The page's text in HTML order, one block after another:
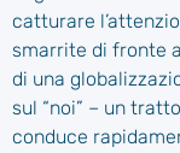
catturare
smarrite di fronte
di una
sul “noi” – un
conduce